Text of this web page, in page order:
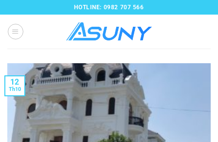
qua
nội
dung
HOTLINE: 0982 707 566
12
Th10